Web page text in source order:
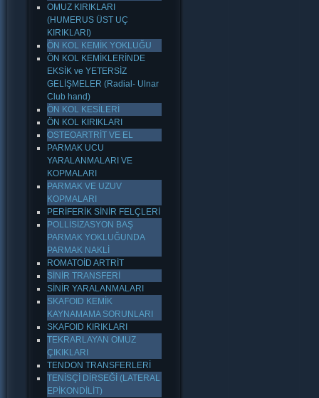
OMUZ KIRIKLARI
(HUMERUS ÜST UÇ
KIRIKLARI)
ÖN KOL KEMİK YOKLUĞU
ÖN KOL KEMİKLERİNDE
EKSİK ve YETERSİZ
GELİŞMELER (Radial- Ulnar
Club hand)
ÖN KOL KESİLERİ
ÖN KOL KIRIKLARI
OSTEOARTRİT VE EL
PARMAK UCU
YARALANMALARI VE
KOPMALARI
PARMAK VE UZUV
KOPMALARI
PERİFERİK SİNİR FELÇLERİ
POLLİSİZASYON BAŞ
PARMAK YOKLUĞUNDA
PARMAK NAKLİ
ROMATOİD ARTRİT
SİNİR TRANSFERİ
SİNİR YARALANMALARI
SKAFOID KEMİK
KAYNAMAMA SORUNLARI
SKAFOID KIRIKLARI
TEKRARLAYAN OMUZ
ÇIKIKLARI
TENDON TRANSFERLERİ
TENİSÇİ DİRSEĞİ (LATERAL
EPİKONDİLİT)